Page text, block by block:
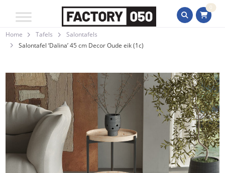
0
Home Tafels
Salontafels
Salontafel ‘Dalina’ 45 cm Decor Oude eik (1c)